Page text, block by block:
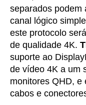
separados podem
canal lógico
este protocolo
de qualidade 4K.
suporte ao
de vídeo 4K a um
monitores QHD, e
cabos e